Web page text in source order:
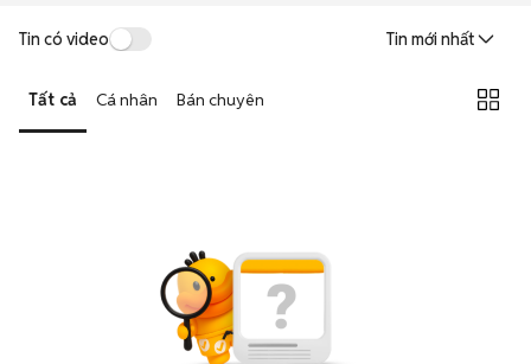
Tin có video Tin mới nhất
Tất cả Cá nhân Bán chuyên